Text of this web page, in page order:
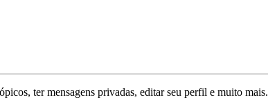
ter mensagens privadas, editar seu perfil e muito mais.